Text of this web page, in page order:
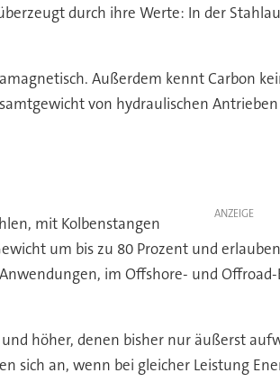
durch ihre Werte: In der
Außerdem kennt Carbon
von hydraulischen
ANZEIGE
mit Kolbenstangen
um bis zu 80 Prozent und
im Offshore- und
höher, denen bisher nur äußerst
sich an, wenn bei gleicher Leistung